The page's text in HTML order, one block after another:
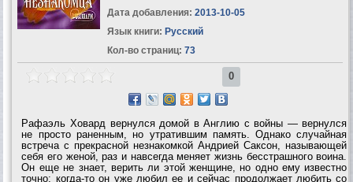
Дата добавления: 2013-10-05
Язык книги: Русский
Кол-во страниц: 73
0
Рафаэль Ховард вернулся домой в Англию с войны — вернулся
не просто раненным, но утратившим память. Однако случайная
встреча с прекрасной незнакомкой Андрией Саксон, называющей
себя его женой, раз и навсегда меняет жизнь бесстрашного воина.
Он еще не знает, верить ли этой женщине, но одно ему известно
точно: когда-то он уже любил ее и сейчас продолжает любить со